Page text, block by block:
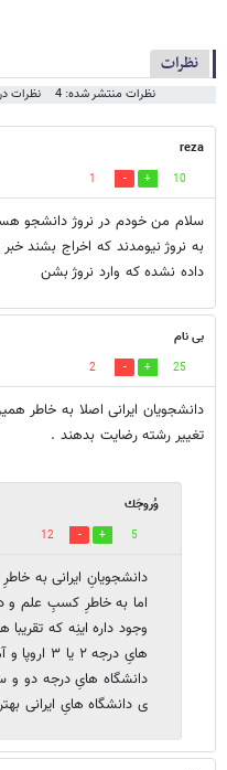
نظرات
نظرات منتشر شده: 4 نظرات
reza
10
1
داده نشده که وارد نروژ بشن
بی نام
25
2
دانشجویان ایرانی اصلا به خاطر
تغییر رشته رضایت بدهند .
وُروجَك
5
12
دانشجويانِ ايرانى به خاطرِ
اما به خاطرِ كسبِ علم و
وجود داره اينِه كه
هاىِ درجه
دانشگاه هاىِ درجه دو و
ى دانشگاه هاىِ ايرانى